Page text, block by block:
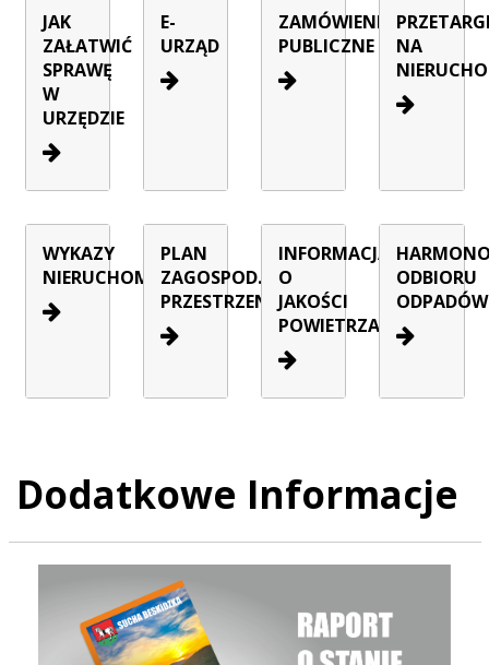
JAK
ZAŁATWIĆ
SPRAWĘ
W
URZĘDZIE
E-
URZĄD
ZAMÓWIENIA
PUBLICZNE
NA
WYKAZY
NIERUCHOMOŚCI
PLAN
ZAGOSPOD.
PRZESTRZENNEGO
INFORMACJA
O
JAKOŚCI
POWIETRZA
ODBIORU
ODPADÓW
Dodatkowe Informacje